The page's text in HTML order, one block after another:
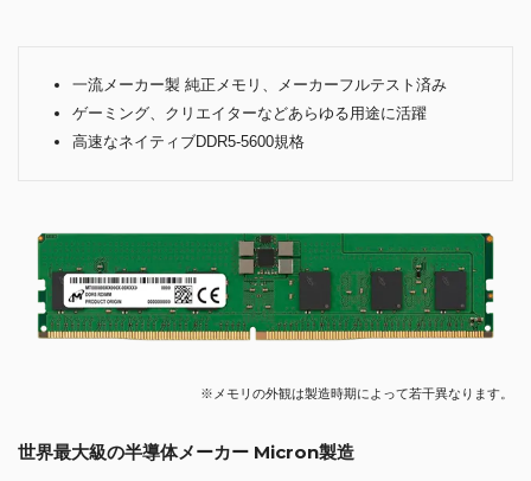
一流メーカー製 純正メモリ、メーカーフルテスト済み
ゲーミング、クリエイターなどあらゆる用途に活躍
高速なネイティブDDR5-5600規格
※メモリの外観は製造時期によって若干異なります。
世界最大級の半導体メーカー Micron製造